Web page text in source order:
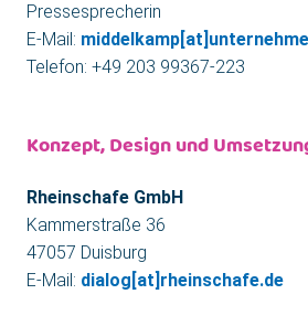
Pressesprecherin
E-Mail:
Telefon: +49 203 99367-223
Konzept, Design und
Rheinschafe GmbH
Kammerstraße 36
47057 Duisburg
E-Mail: dialog[at]rheinschafe.de